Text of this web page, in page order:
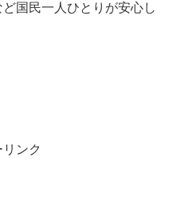
国民一人ひとりが安心し
ンク